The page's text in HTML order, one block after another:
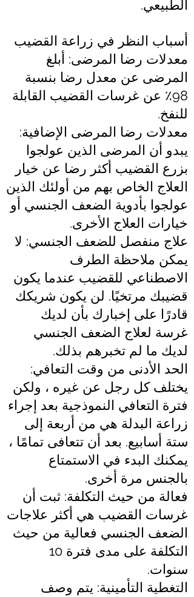
الطبيعي.
أسباب النظر في زراعة القضيب
معدلات رضا المرضى: أبلغ
المرضى عن معدل رضا بنسبة
98٪ عن غرسات القضيب القابلة
للنفخ.
معدلات رضا المرضى الإضافية:
يبدو أن المرضى الذين عولجوا
بزرع القضيب أكثر رضا عن خيار
العلاج الخاص بهم من أولئك الذين
عولجوا بأدوية الضعف الجنسي أو
خيارات العلاج الأخرى.
علاج منفصل للضعف الجنسي: لا
يمكن ملاحظة الطرف
الاصطناعي للقضيب عندما يكون
قضيبك مرتخيًا. لن يكون شريكك
قادرًا على إخبارك بأن لديك
غرسة لعلاج الضعف الجنسي
لديك ما لم تخبرهم بذلك.
الحد الأدنى من وقت التعافي:
يختلف كل رجل عن غيره ، ولكن
فترة التعافي النموذجية بعد إجراء
زراعة البدلة هي من أربعة إلى
ستة أسابيع. بعد أن تتعافى تمامًا ،
يمكنك البدء في الاستمتاع
بالجنس مرة أخرى.
فعالة من حيث التكلفة: ثبت أن
غرسات القضيب هي أكثر علاجات
الضعف الجنسي فعالية من حيث
التكلفة على مدى فترة 10
سنوات.
التغطية التأمينية: يتم وصف